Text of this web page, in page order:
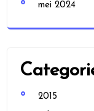
mei 2024
2015